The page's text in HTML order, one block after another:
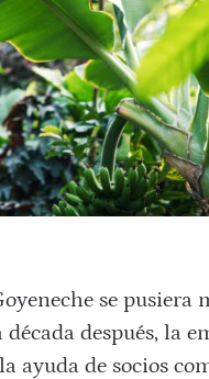
se pusiera
después, la
ayuda de socios